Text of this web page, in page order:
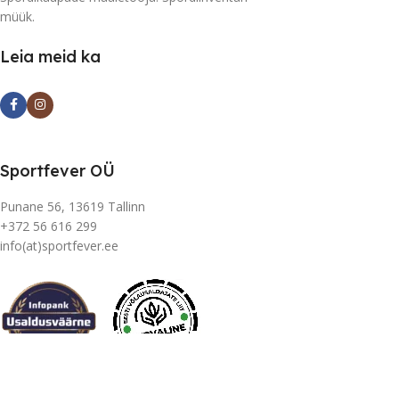
müük.
Leia meid ka
Sportfever OÜ
Punane 56, 13619 Tallinn
+372 56 616 299
info(at)sportfever.ee